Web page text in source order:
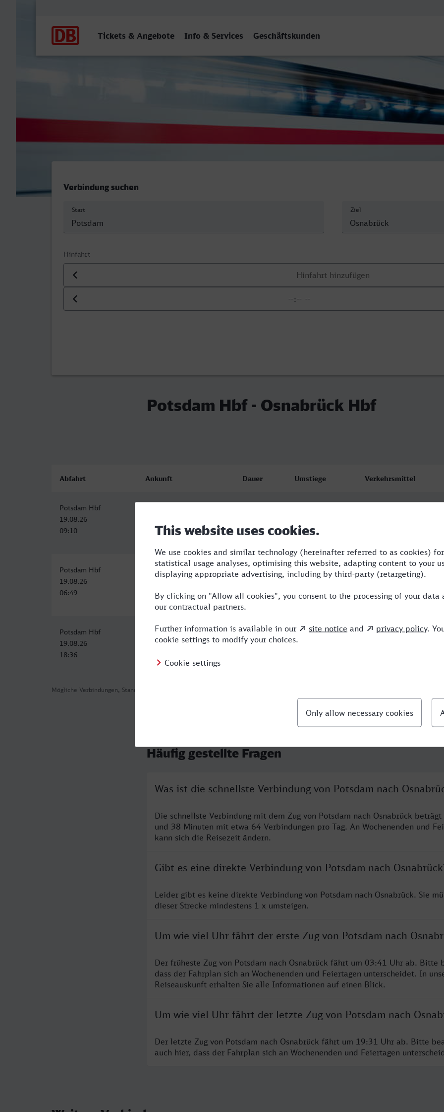
Tickets & Angebote Info & Services Geschäftskunden
Potsdam Hbf - Osnabrück Hbf
Verbindung suchen
Start Ziel
Hinfahrt
Datum der Hinfahrt
Uhrzeit der Hinfahrt
Potsdam Hbf - Osnabrück Hbf
Mögliche Verbindungen, Stand: 2026-08-05 01:47
Abfahrt Ankunft Dauer Umstiege Verkehrsmittel
Potsdam Hbf
19.08.26
09:10
13:48
Potsdam Hbf
19.08.26
06:49
Osnabrück Hbf
19.08.26
11:48
4:59 3 RB,RE,OE,ICE
Potsdam Hbf
19.08.26
18:36
Osnabrück Hbf
20.08.26
5:59 3 RB,RE,ICE
Häufig gestellte Fragen
Was ist die schnellste Verbindung von Potsdam nach
Die schnellste Verbindung mit dem Zug von Potsdam nach Osnabrück beträgt
und 38 Minuten mit etwa 64 Verbindungen pro Tag. An Wochenenden und
kann sich die Reisezeit ändern.
Gibt es eine direkte Verbindung von Potsdam nach
Leider gibt es keine direkte Verbindung von Potsdam nach Osnabrück. Sie
dieser Strecke mindestens 1 x umsteigen.
Um wie viel Uhr fährt der erste Zug von Potsdam nach
Der früheste Zug von Potsdam nach Osnabrück fährt um 03:41 Uhr ab. Bitte
dass der Fahrplan sich an Wochenenden und Feiertagen unterscheidet. In
Reiseauskunft erhalten Sie alle Informationen auf einen Blick.
Um wie viel Uhr fährt der letzte Zug von Potsdam nach
Der letzte Zug von Potsdam nach Osnabrück fährt um 19:31 Uhr ab. Bitte
auch hier, dass der Fahrplan sich an Wochenenden und Feiertagen